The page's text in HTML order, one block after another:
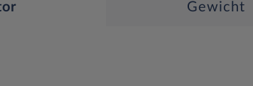
Gewicht